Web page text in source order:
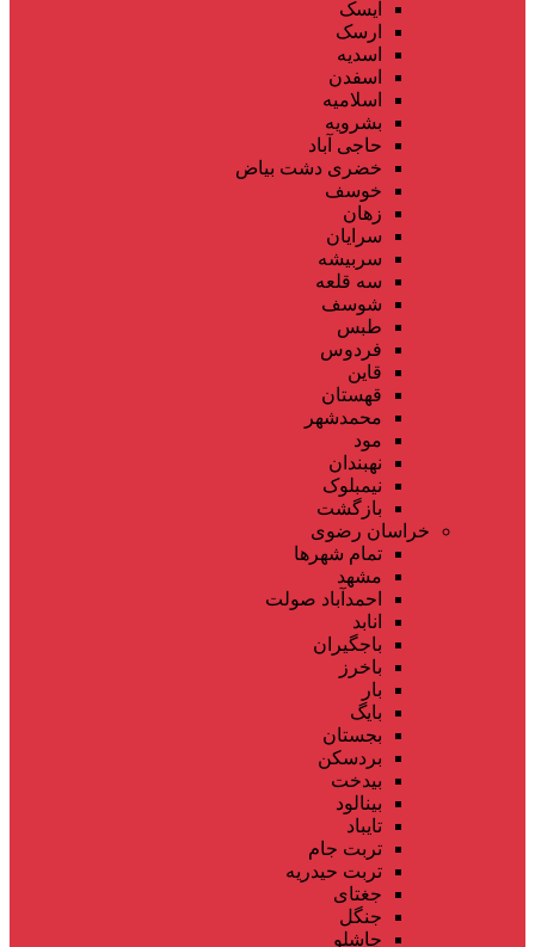
آیسک
ارسک
اسدیه
اسفدن
اسلامیه
بشرویه
حاجی آباد
خضری دشت بیاض
خوسف
زهان
سرایان
سربیشه
سه قلعه
شوسف
طبس
فردوس
قاین
قهستان
محمدشهر
مود
نهبندان
نیمبلوک
بازگشت
خراسان رضوی
تمام شهر‌ها
مشهد
احمدآباد صولت
انابد
باجگیران
باخرز
بار
بایگ
بجستان
بردسکن
بیدخت
بینالود
تایباد
تربت جام
تربت حیدریه
جغتای
جنگل
چاشلو